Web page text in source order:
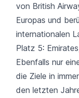
von British
Europas und
internationalen
Platz 5:
Ebenfalls nur
die Ziele in
den letzten